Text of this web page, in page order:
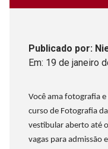
Publicado por:
Em: 19 de janeiro
Você ama fotografia
curso de Fotografia
vestibular aberto até
vagas para admissão